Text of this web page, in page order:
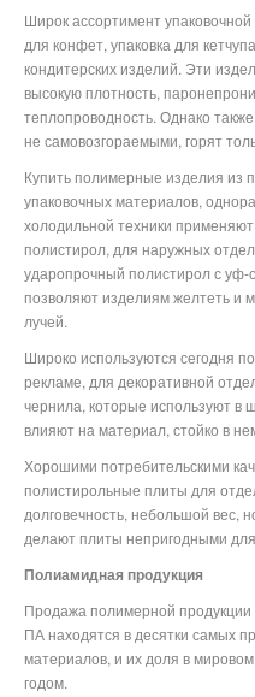
Широк ассортимент
для конфет, упаковка для
кондитерских изделий. Эти
высокую плотность,
теплопроводность. Однако
не самовозгораемыми, горят
Купить полимерные изделия из
упаковочных материалов,
холодильной техники
полистирол, для наружных
ударопрочный полистирол с уф-
позволяют изделиям желтеть и
лучей.
Широко используются сегодня
рекламе, для декоративной
чернила, которые используют в
влияют на материал, стойко в
Хорошими потребительскими
полистирольные плиты для
долговечность, небольшой вес,
делают плиты непригодными
Полиамидная продукция
Продажа полимерной
ПА находятся в десятки самых
материалов, и их доля в
годом.